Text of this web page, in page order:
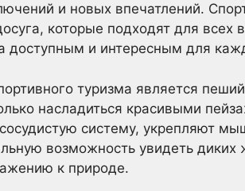
и новых впечатлений.
которые подходят для всех
доступным и интересным для
туризма является
насладиться красивыми
систему, укрепляют
возможность увидеть
к природе.